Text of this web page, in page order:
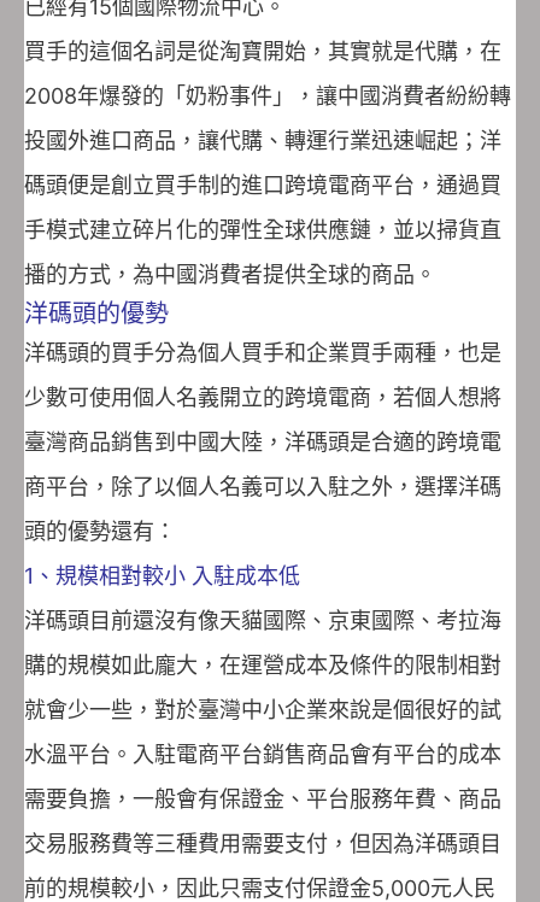
已經有15個國際物流中心。
買手的這個名詞是從淘寶開始，其實就是代購，在
2008年爆發的「奶粉事件」，讓中國消費者紛紛轉
投國外進口商品，讓代購、轉運行業迅速崛起；洋
碼頭便是創立買手制的進口跨境電商平台，通過買
手模式建立碎片化的彈性全球供應鏈，並以掃貨直
播的方式，為中國消費者提供全球的商品。
洋碼頭的優勢
洋碼頭的買手分為個人買手和企業買手兩種，也是
少數可使用個人名義開立的跨境電商，若個人想將
臺灣商品銷售到中國大陸，洋碼頭是合適的跨境電
商平台，除了以個人名義可以入駐之外，選擇洋碼
頭的優勢還有：
1、規模相對較小 入駐成本低
洋碼頭目前還沒有像天貓國際、京東國際、考拉海
購的規模如此龐大，在運營成本及條件的限制相對
就會少一些，對於臺灣中小企業來說是個很好的試
水溫平台。入駐電商平台銷售商品會有平台的成本
需要負擔，一般會有保證金、平台服務年費、商品
交易服務費等三種費用需要支付，但因為洋碼頭目
前的規模較小，因此只需支付保證金5,000元人民